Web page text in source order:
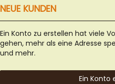
NEUE KUNDEN
Ein Konto zu erstellen hat viele
gehen, mehr als eine Adresse
und mehr.
Ein Konto